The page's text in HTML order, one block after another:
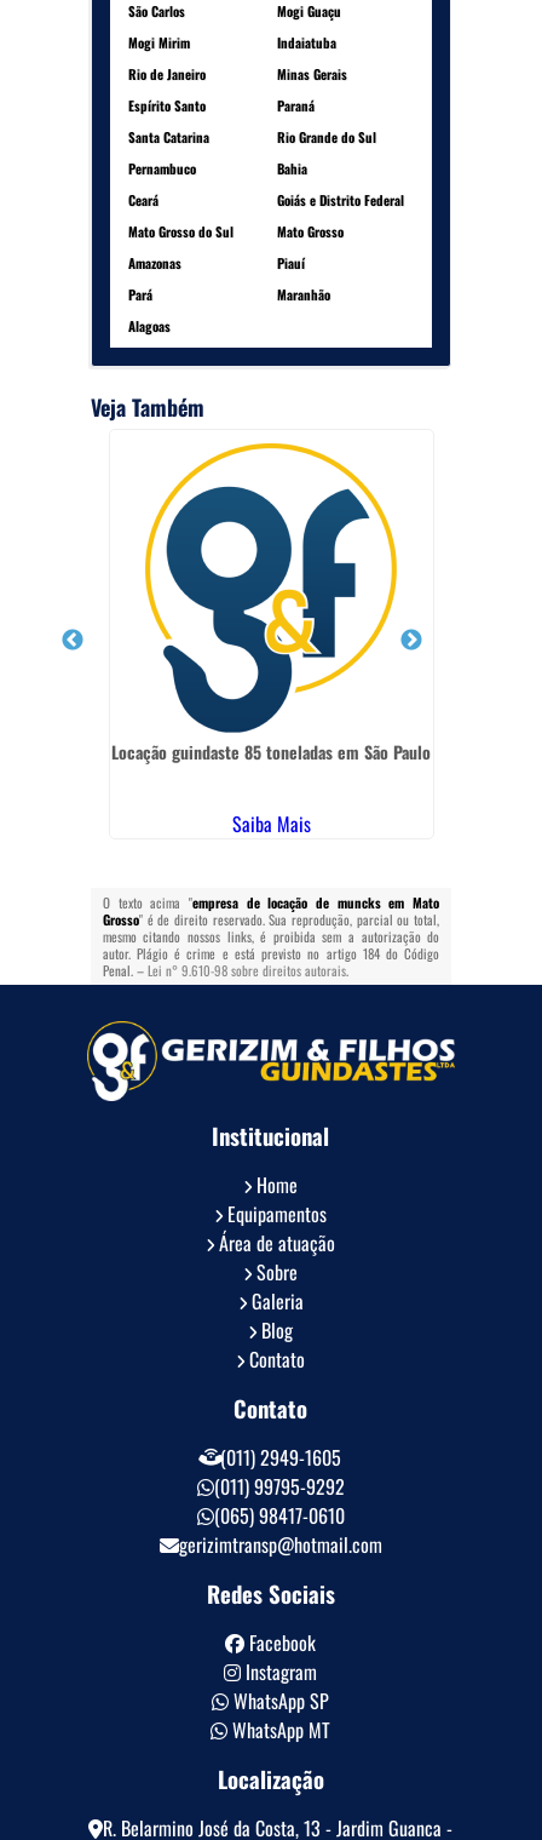
São Carlos
Mogi Guaçu
Mogi Mirim
Indaiatuba
Rio de Janeiro
Minas Gerais
Espírito Santo
Paraná
Santa Catarina
Rio Grande do Sul
Pernambuco
Bahia
Ceará
Goiás e Distrito Federal
Mato Grosso do Sul
Mato Grosso
Amazonas
Piauí
Pará
Maranhão
Alagoas
Veja Também
Locação guindaste 85 toneladas em São Paulo
Saiba Mais
O texto acima "empresa de locação de muncks em Mato
Grosso" é de direito reservado. Sua reprodução, parcial ou total,
mesmo citando nossos links, é proibida sem a autorização do
autor. Plágio é crime e está previsto no artigo 184 do Código
Penal. –Lei n° 9.610-98 sobre direitos autorais.
Institucional
Home
Equipamentos
Área de atuação
Sobre
Galeria
Blog
Contato
Contato
(011) 2949-1605
(011) 99795-9292
(065) 98417-0610
gerizimtransp@hotmail.com
Redes Sociais
Facebook
Instagram
WhatsApp SP
WhatsApp MT
Localização
R. Belarmino José da Costa, 13 - Jardim Guanca -